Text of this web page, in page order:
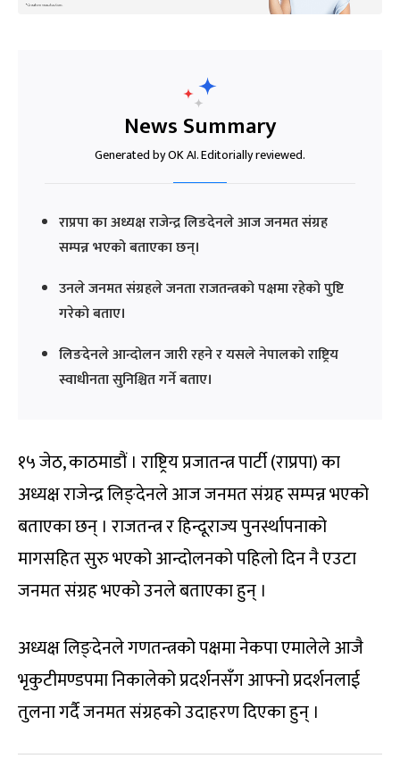
News Summary
Generated by OK AI. Editorially reviewed.
राप्रपा का अध्यक्ष राजेन्द्र लिङदेनले आज जनमत संग्रह
सम्पन्न भएको बताएका छन्।
उनले जनमत संग्रहले जनता राजतन्त्रको पक्षमा रहेको पुष्टि
गरेको बताए।
लिङदेनले आन्दोलन जारी रहने र यसले नेपालको राष्ट्रिय
स्वाधीनता सुनिश्चित गर्ने बताए।
१५ जेठ, काठमाडौं । राष्ट्रिय प्रजातन्त्र पार्टी (राप्रपा) का
अध्यक्ष राजेन्द्र लिङ्देनले आज जनमत संग्रह सम्पन्न भएको
बताएका छन् । राजतन्त्र र हिन्दूराज्य पुनर्स्थापनाको
मागसहित सुरु भएको आन्दोलनको पहिलो दिन नै एउटा
जनमत संग्रह भएको उनले बताएका हुन् ।
अध्यक्ष लिङ्देनले गणतन्त्रको पक्षमा नेकपा एमालेले आजै
भृकुटीमण्डपमा निकालेको प्रदर्शनसँग आफ्नो प्रदर्शनलाई
तुलना गर्दै जनमत संग्रहको उदाहरण दिएका हुन् ।